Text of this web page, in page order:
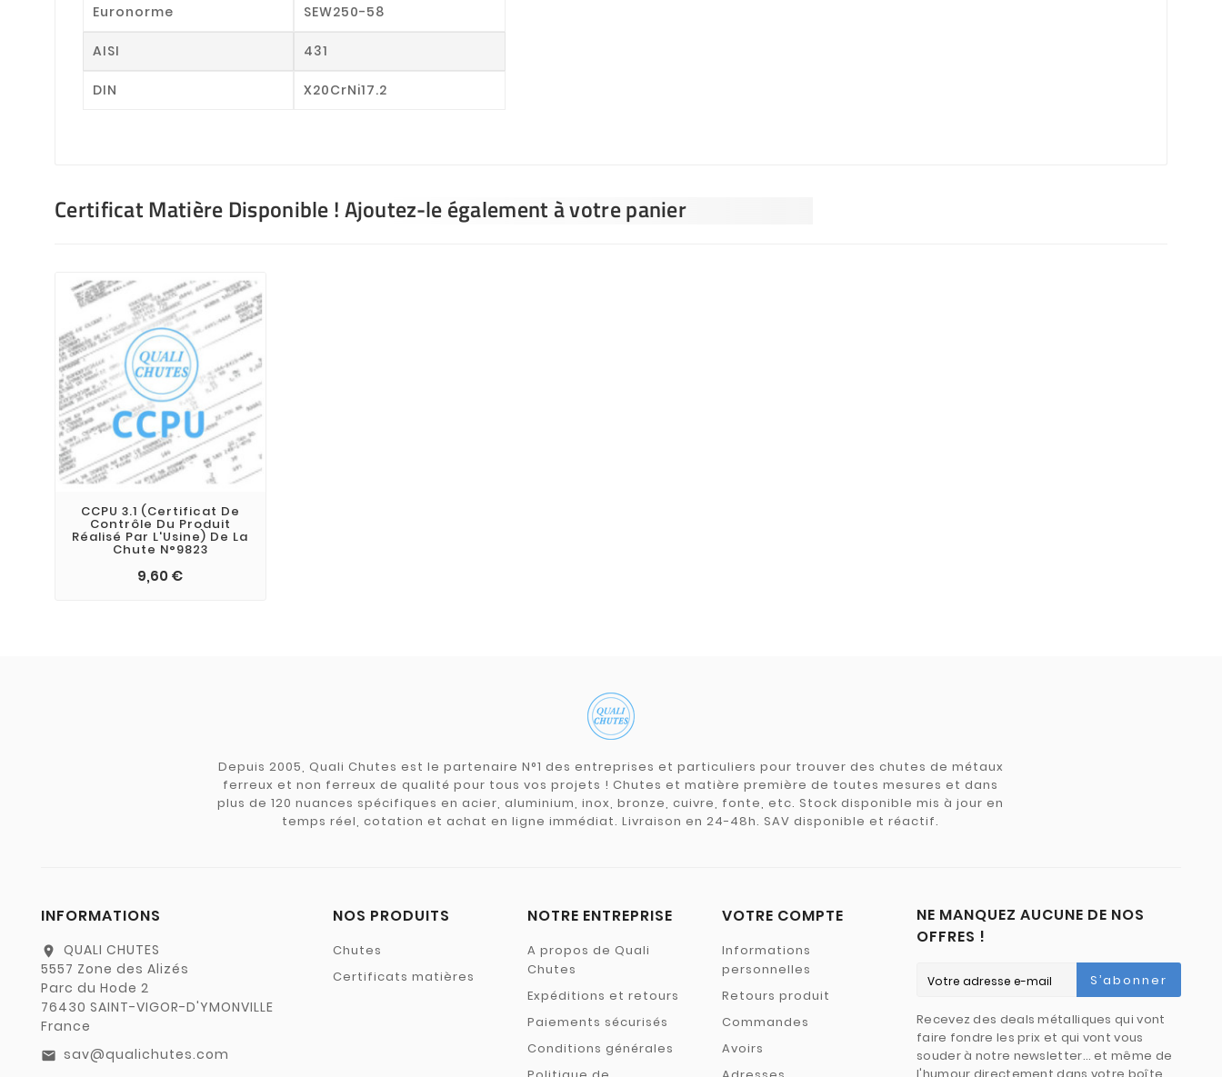
Euronorme SEW250-58
AISI 431
DIN X20CrNi17.2
Certificat Matière Disponible ! Ajoutez-le également à votre panier
CCPU 3.1 (Certificat De
Contrôle Du Produit
Réalisé Par L'Usine) De La
Chute N°9823
9,60 €
Depuis 2005, Quali Chutes est le partenaire N°1 des entreprises et particuliers pour trouver des chutes de métaux
ferreux et non ferreux de qualité pour tous vos projets ! Chutes et matière première de toutes mesures et dans
plus de 120 nuances spécifiques en acier, aluminium, inox, bronze, cuivre, fonte, etc. Stock disponible mis à jour en
temps réel, cotation et achat en ligne immédiat. Livraison en 24-48h. SAV disponible et réactif.
INFORMATIONS
location_on
QUALI CHUTES
5557 Zone des Alizés
Parc du Hode 2
76430 SAINT-VIGOR-D'YMONVILLE
France
email sav@qualichutes.com
NOS PRODUITS
Chutes
Certificats matières
NOTRE ENTREPRISE
A propos de Quali
Chutes
Expéditions et retours
Paiements sécurisés
Conditions générales
VOTRE COMPTE
Informations
personnelles
Retours produit
Commandes
Avoirs
NE MANQUEZ AUCUNE DE NOS
OFFRES !
S’abonner
Recevez des deals métalliques qui vont
faire fondre les prix et qui vont vous
souder à notre newsletter… et même de